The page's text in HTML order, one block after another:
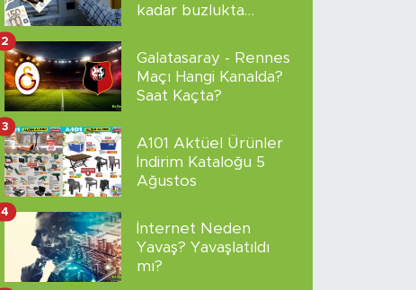
kadar buzlukta
Galatasaray - Rennes
Maçı Hangi Kanalda?
Saat Kaçta?
2
A101 Aktüel Ürünler
İndirim Kataloğu 5
Ağustos
3
İnternet Neden
Yavaş? Yavaşlatıldı
mı?
4